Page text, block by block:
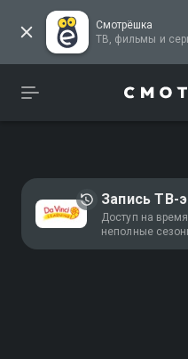
Смотрёшка
ТВ,
Запись ТВ-
Доступ на
неполные